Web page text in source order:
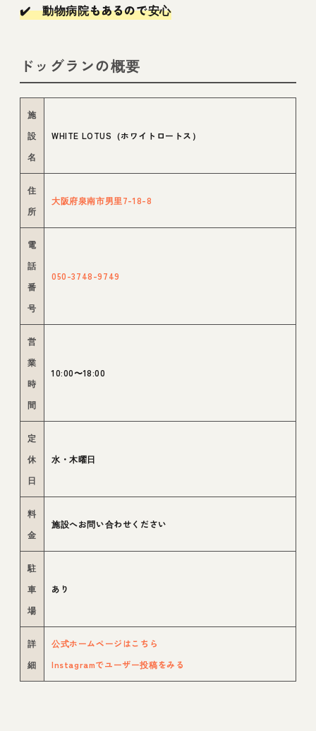
✔️ 動物病院もあるので安心
ドッグランの概要
施
設
名
WHITE LOTUS（ホワイトロートス）
住
所
大阪府泉南市男里7-18-8
電
話
番
号
050-3748-9749
営
業
時
間
10:00〜18:00
定
休
日
水・木曜日
料
金
施設へお問い合わせください
駐
車
場
あり
詳
細
公式ホームページはこちら
Instagramでユーザー投稿をみる